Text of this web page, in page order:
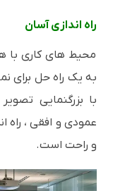
راه اندازی آسان
محیط های کاری با
به یک راه حل برای
عمودی و افقی ، راه
و راحت است.